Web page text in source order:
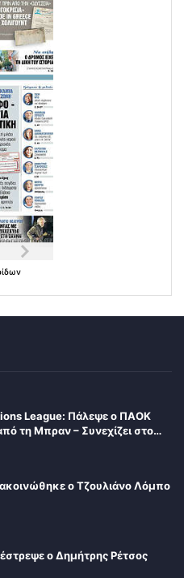
League: Πάλεψε ο ΠΑΟΚ
τη Μπραν – Συνεχίζει στο…
ο Τζουλιάνο Λόμπο
ο Δημήτρης Ρέτσος